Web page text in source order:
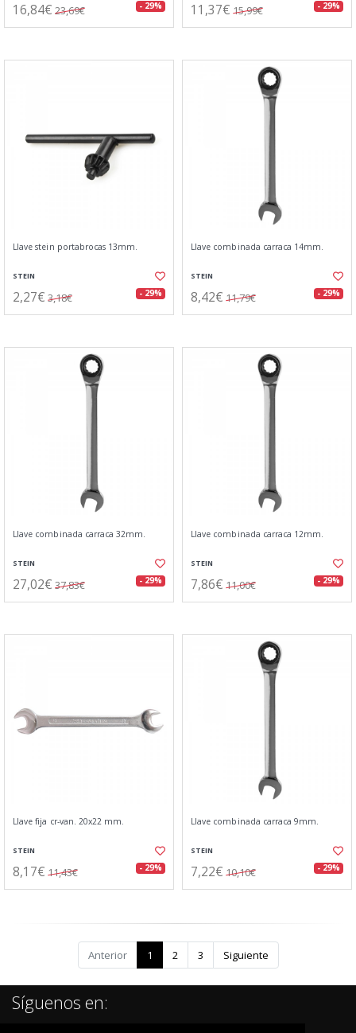
16,84€ 23,69€ - 29% 11,37€ 15,99€ - 29%
Llave stein portabrocas 13mm.
STEIN
2,27€ 3,18€ - 29%
Llave combinada carraca 14mm.
STEIN
8,42€ 11,79€ - 29%
Llave combinada carraca 32mm.
STEIN
27,02€ 37,83€ - 29%
Llave combinada carraca 12mm.
STEIN
7,86€ 11,00€ - 29%
Llave fija cr-van. 20x22 mm.
STEIN
8,17€ 11,43€ - 29%
Llave combinada carraca 9mm.
STEIN
7,22€ 10,10€ - 29%
Anterior 1 2 3 Siguiente
Síguenos en: